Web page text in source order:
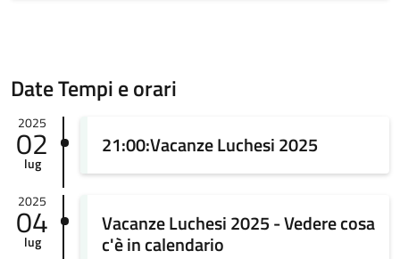
Date Tempi e orari
2025
02
lug
21:00:Vacanze Luchesi 2025
2025
04
lug
Vacanze Luchesi 2025 - Vedere cosa
c'è in calendario